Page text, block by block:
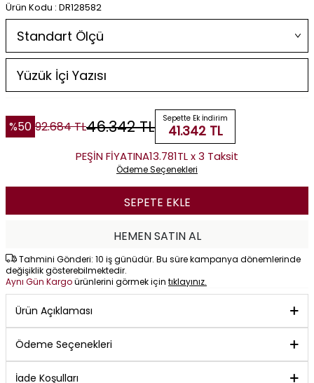
Ürün Kodu : DR128582
%50 92.684TL46.342TL Sepette Ek İndirim
41.342 TL
PEŞİN FİYATINA13.781TL x 3 Taksit
Ödeme Seçenekleri
SEPETE EKLE
HEMEN SATIN AL
Tahmini Gönderi: 10 iş günüdür. Bu süre kampanya dönemlerinde
değişiklik gösterebilmektedir.
Aynı Gün Kargoürünlerini görmek için tıklayınız.
Ürün Açıklaması
Ödeme Seçenekleri
İade Koşulları